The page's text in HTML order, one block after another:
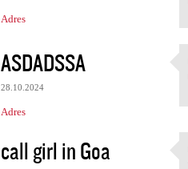
Adres
ASDADSSA
28.10.2024
Adres
call girl in Goa